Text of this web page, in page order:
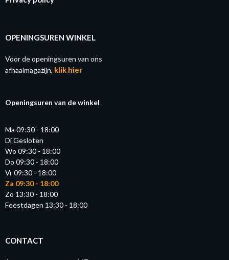
OPENINGSUREN WINKEL
Voor de openingsuren van ons
afhaalmagazijn, klik hier
Openingsuren van de winkel
Ma 09:30 - 18:00
Di Gesloten
Wo 09:30 - 18:00
Do 09:30 - 18:00
Vr 09:30 - 18:00
Za 09:30 - 18:00
Zo 13:30 - 18:00
Feestdagen 13:30 - 18:00
CONTACT